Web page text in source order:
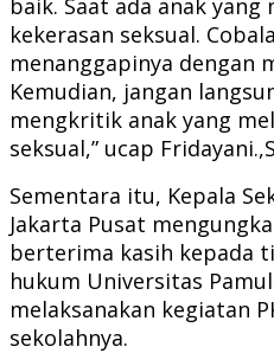
baik. Saat ada anak
kekerasan seksual.
menanggapinya dengan
Kemudian, jangan
mengkritik anak yang
seksual,” ucap
Sementara itu, Kepala
Jakarta Pusat
berterima kasih kepada
hukum Universitas
melaksanakan kegiatan
sekolahnya.